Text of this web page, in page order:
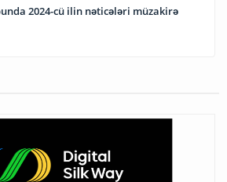
2024-cü ilin nəticələri müzakirə